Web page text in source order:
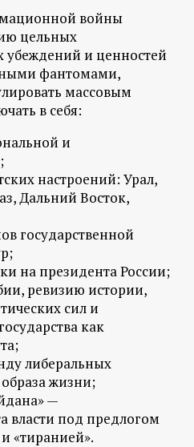
войны
цельных
и ценностей
фантомами,
массовым
в себя:
и
настроений: Урал,
Дальний Восток,
государственной
на президента России;
ревизию истории,
сил и
как
либеральных
жизни;
—
власти под предлогом
«тиранией».